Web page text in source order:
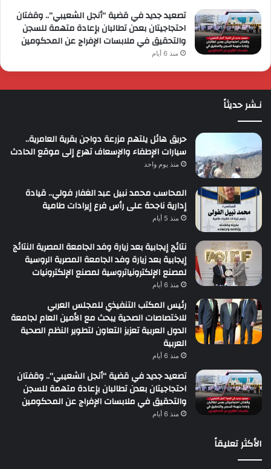
تصعيد جديد في قضية “أنجل الشعيبي”.. وقفتان
احتجاجيتان بعدن تطالبان بإعادة متهمة للسجن
والتحقيق في ملابسات الإفراج عن المحكومين
منذ 6 أيام
نـشر حديثاً
حريق هائل يلتهم مزرعة دواجن بقرية العامرية..
سيارات الإطفاء والإسعاف تهرع إلى موقع الحادث
منذ يوم واحد
المحاسب محمد نبيل عبد الغفار فولي.. قيادة
إدارية ناجحة على رأس فرع إيرادات طامية
منذ 5 أيام
نتائج إيجابية بعد زيارة وفد الجامعة المصرية النتائج
إيجابية بعد زيارة وفد الجامعة المصرية الروسية
لمصنع الإلكترونياتروسية لمصنع الإلكترونيات
منذ 6 أيام
رئيس المكتب التنفيذي للمجلس العربي
للاختصاصات الصحية يبحث مع الأمين العام لجامعة
الدول العربية تعزيز التعاون لتطوير النظم الصحية
العربية
منذ 6 أيام
تصعيد جديد في قضية “أنجل الشعيبي”.. وقفتان
احتجاجيتان بعدن تطالبان بإعادة متهمة للسجن
والتحقيق في ملابسات الإفراج عن المحكومين
منذ 6 أيام
الأكثر تعليقاً